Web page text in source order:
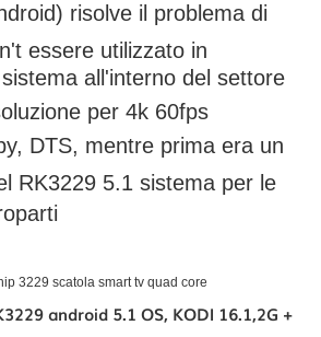
risolve il problema di
essere utilizzato in
all'interno del settore
per 4k 60fps
DTS, mentre prima era un
RK3229 5.1 sistema per le
3229 scatola smart tv quad core
android 5.1 OS, KODI 16.1,2G +